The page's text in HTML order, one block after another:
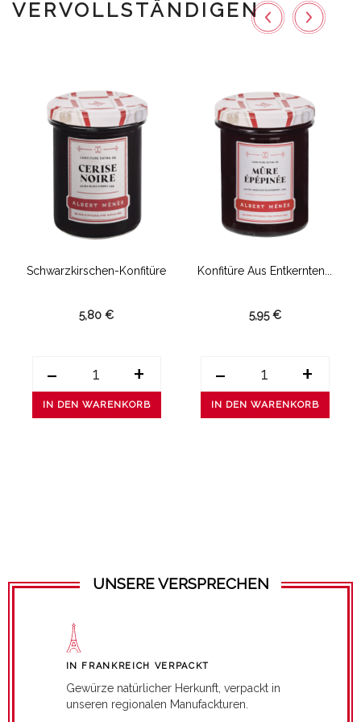
VERVOLLSTÄNDIGEN
Schwarzkirschen-Konfitüre
5,80 €
- +
IN DEN WARENKORB
Konfitüre Aus Entkernten...
5,95 €
- +
IN DEN WARENKORB
UNSERE VERSPRECHEN
IN FRANKREICH VERPACKT
Gewürze natürlicher Herkunft, verpackt in
unseren regionalen Manufackturen.